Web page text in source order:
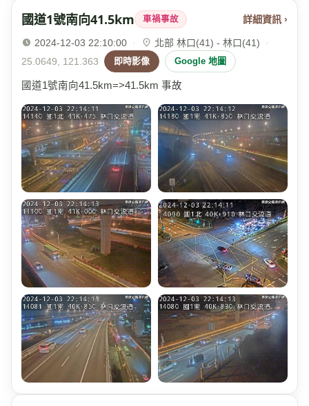
國道1號南向41.5km 車禍事故 詳細資訊 ›
2024-12-03 22:10:00 · 北部 林口(41) - 林口(41)
·
25.0649, 121.363
即時影像 Google 地圖
國道1號南向41.5km=>41.5km 事故